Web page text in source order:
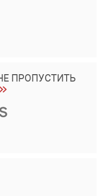
ПРОПУСТИТЬ